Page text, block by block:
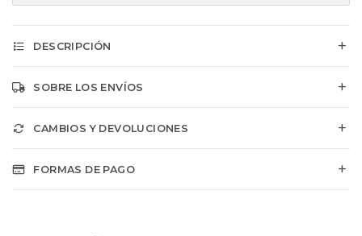
DESCRIPCIÓN
SOBRE LOS ENVÍOS
CAMBIOS Y DEVOLUCIONES
FORMAS DE PAGO